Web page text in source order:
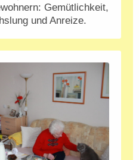
Gemütlichkeit,
und Anreize.